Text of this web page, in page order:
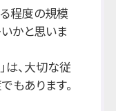
程度の規模
かと思いま
は、大切な従
もあります。